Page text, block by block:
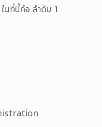
นี้คือ ลำดับ 1